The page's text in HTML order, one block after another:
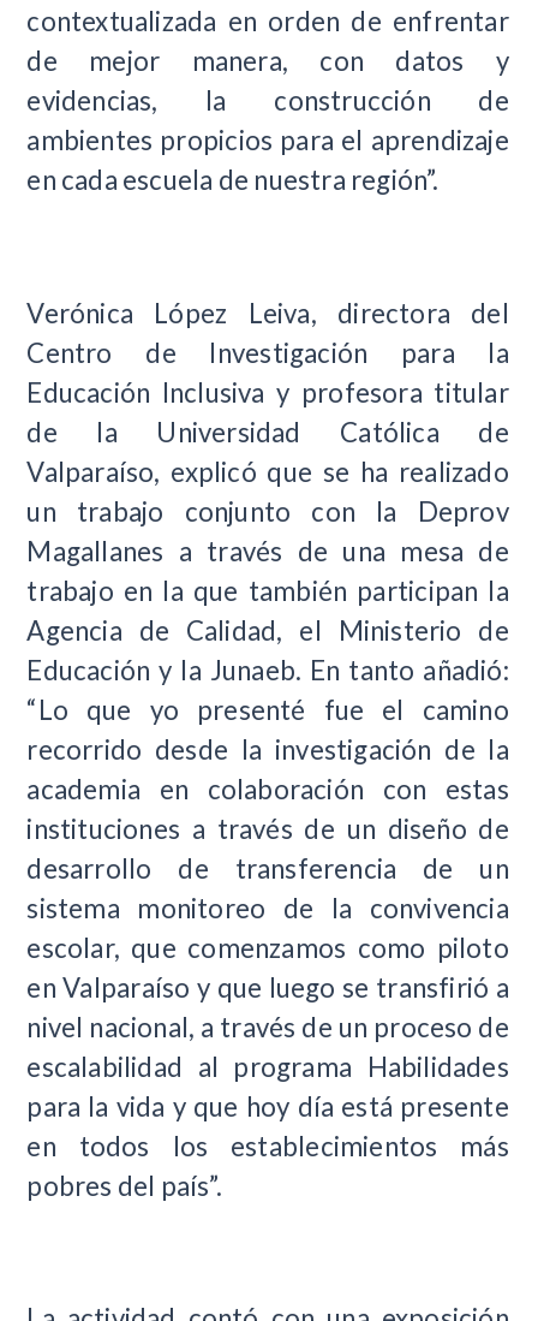
contextualizada en orden de enfrentar
de mejor manera, con datos y
evidencias, la construcción de
ambientes propicios para el aprendizaje
en cada escuela de nuestra región”.
Verónica López Leiva, directora del
Centro de Investigación para la
Educación Inclusiva y profesora titular
de la Universidad Católica de
Valparaíso, explicó que se ha realizado
un trabajo conjunto con la Deprov
Magallanes a través de una mesa de
trabajo en la que también participan la
Agencia de Calidad, el Ministerio de
Educación y la Junaeb. En tanto añadió:
“Lo que yo presenté fue el camino
recorrido desde la investigación de la
academia en colaboración con estas
instituciones a través de un diseño de
desarrollo de transferencia de un
sistema monitoreo de la convivencia
escolar, que comenzamos como piloto
en Valparaíso y que luego se transfirió a
nivel nacional, a través de un proceso de
escalabilidad al programa Habilidades
para la vida y que hoy día está presente
en todos los establecimientos más
pobres del país”.